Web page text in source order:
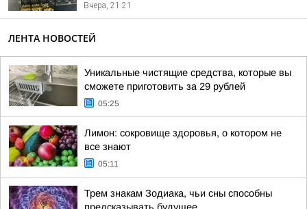
Вчера, 21:21
ЛЕНТА НОВОСТЕЙ
Уникальные чистящие средства, которые вы
сможете приготовить за 29 рублей
05:25
Лимон: сокровище здоровья, о котором не
все знают
05:11
Трем знакам Зодиака, чьи сны способны